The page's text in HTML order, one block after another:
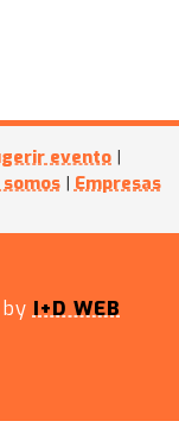
evento |
| Empresas
I+D WEB